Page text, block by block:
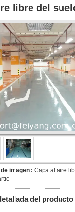
libre del
imagen : Capa al aire
del producto